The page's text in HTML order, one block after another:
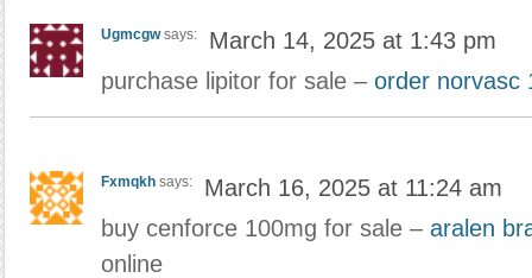
Ugmcgw says:
March 14, 2025 at 1:43 pm
purchase lipitor for sale – order norvasc
Fxmqkh says:
March 16, 2025 at 11:24 am
buy cenforce 100mg for sale – aralen
online